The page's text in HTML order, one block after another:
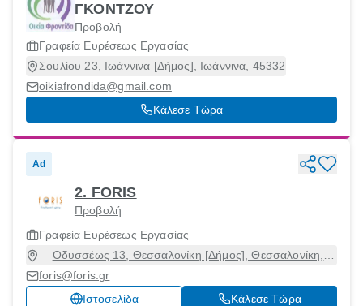
ΓΚΟΝΤΖΟΥ
Προβολή
Γραφεία Ευρέσεως Εργασίας
Σουλίου 23, Ιωάννινα [Δήμος], Ιωάννινα, 45332
oikiafrondida@gmail.com
Κάλεσε Τώρα
Ad
2. FORIS
Προβολή
Γραφεία Ευρέσεως Εργασίας
Οδυσσέως 13, Θεσσαλονίκη [Δήμος], Θεσσαλονίκη,
foris@foris.gr
Ιστοσελίδα
Κάλεσε Τώρα